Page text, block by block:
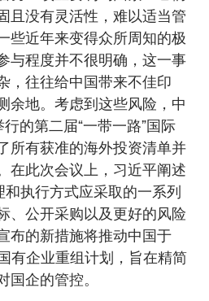
且没有灵活性，难以适当管
些近年来变得众所周知的极
与程度并不很明确，这一事
，往往给中国带来不佳印
余地。考虑到这些风险，中
的第二届“一带一路”国际
所有获准的海外投资清单并
在此次会议上，习近平阐述
和执行方式应采取的一系列
、公开采购以及更好的风险
布的新措施将推动中国于
有企业重组计划，旨在精简
国企的管控。